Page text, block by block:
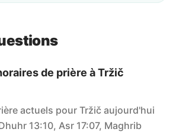
de prière à Tržič
actuels pour Tržič aujourd'hui
13:10, Asr 17:07, Maghrib